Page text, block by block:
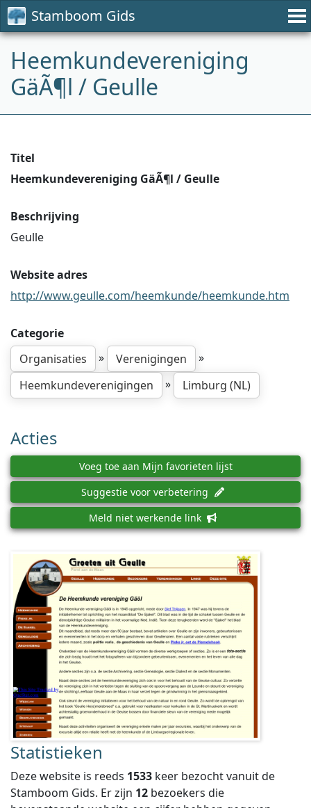
Stamboom Gids
Heemkundevereniging
GäÃ¶l / Geulle
Titel
Heemkundevereniging GäÃ¶l / Geulle
Beschrijving
Geulle
Website adres
http://www.geulle.com/heemkunde/heemkunde.htm
Categorie
Organisaties
» Verenigingen
»
Heemkundeverenigingen
» Limburg (NL)
Acties
Voeg toe aan Mijn favorieten lijst
Suggestie voor verbetering
Meld niet werkende link
Statistieken
Deze website is reeds 1533 keer bezocht vanuit de
Stamboom Gids. Er zijn 12 bezoekers die